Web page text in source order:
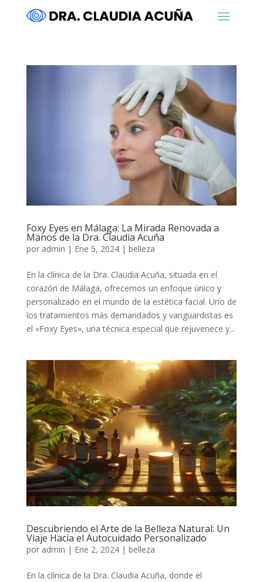
Foxy Eyes en Málaga: La Mirada Renovada a
Manos de la Dra. Claudia Acuña
por admin | Ene 5, 2024| belleza
En la clínica de la Dra. Claudia Acuña, situada en el
corazón de Málaga, ofrecemos un enfoque único y
personalizado en el mundo de la estética facial. Uno de
los tratamientos más demandados y vanguardistas es
el «Foxy Eyes», una técnica especial que rejuvenece y...
Descubriendo el Arte de la Belleza Natural: Un
Viaje Hacia el Autocuidado Personalizado
por admin | Ene 2, 2024| belleza
En la clínica de la Dra. Claudia Acuña, donde el